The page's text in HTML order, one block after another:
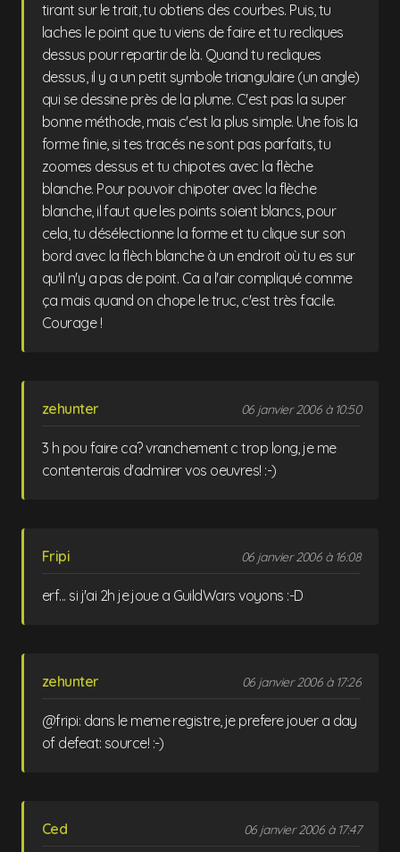
tirant sur le trait, tu obtiens des courbes. Puis, tu
laches le point que tu viens de faire et tu recliques
dessus pour repartir de là. Quand tu recliques
dessus, il y a un petit symbole triangulaire (un angle)
qui se dessine près de la plume. C'est pas la super
bonne méthode, mais c'est la plus simple. Une fois la
forme finie, si tes tracés ne sont pas parfaits, tu
zoomes dessus et tu chipotes avec la flèche
blanche. Pour pouvoir chipoter avec la flèche
blanche, il faut que les points soient blancs, pour
cela, tu désélectionne la forme et tu clique sur son
bord avec la flèch blanche à un endroit où tu es sur
qu'il n'y a pas de point. Ca a l'air compliqué comme
ça mais quand on chope le truc, c'est très facile.
Courage !
zehunter 06 janvier 2006 à 10:50
3 h pou faire ca? vranchement c trop long, je me
contenterais d'admirer vos oeuvres! :-)
Fripi 06 janvier 2006 à 16:08
erf... si j'ai 2h je joue a GuildWars voyons :-D
zehunter 06 janvier 2006 à 17:26
@fripi: dans le meme registre, je prefere jouer a day
of defeat: source! :-)
Ced 06 janvier 2006 à 17:47